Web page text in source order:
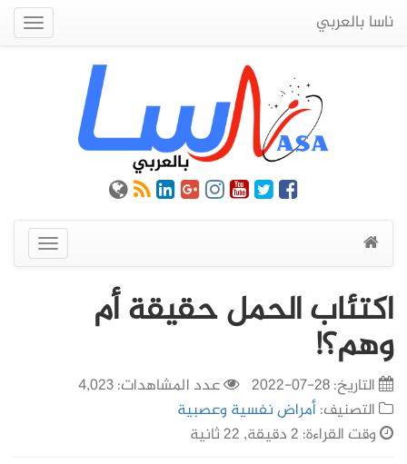
ناسا بالعربي
عرض
القائمة
اكتئاب الحمل حقيقة أم
وهم؟!
التاريخ:28-07-2022
عدد المشاهدات: 4,023
التصنيف:أمراض نفسية وعصبية
وقت القراءة: 2 دقيقة, 22 ثانية